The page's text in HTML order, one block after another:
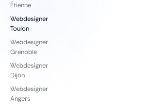
Étienne
Webdesigner
Toulon
Webdesigner
Grenoble
Webdesigner
Dijon
Webdesigner
Angers